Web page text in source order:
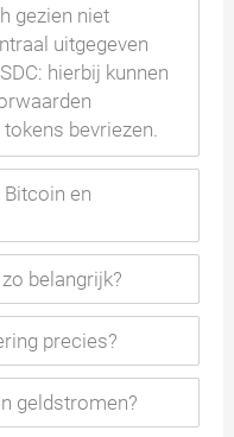
gezien niet
uitgegeven
hierbij kunnen
bevriezen.
en
belangrijk?
precies?
geldstromen?